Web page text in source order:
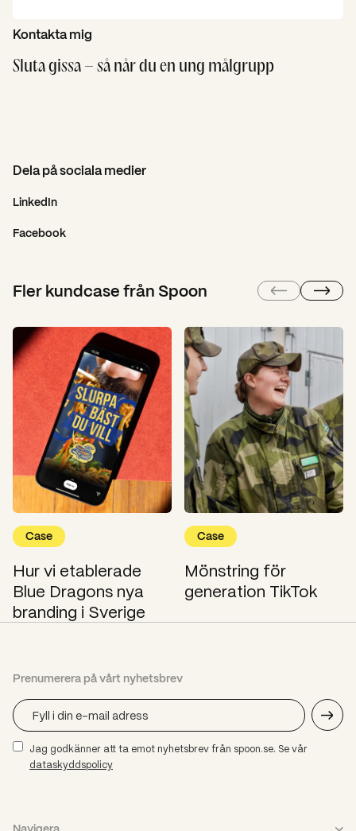
Kontakta mig
Sluta gissa – så når du en ung målgrupp
Dela på sociala medier
LinkedIn
Facebook
Fler kundcase från Spoon
Case
Hur vi etablerade
Blue Dragons nya
branding i Sverige
Case
Mönstring för
generation TikTok
Prenumerera på vårt nyhetsbrev
Jag godkänner att ta emot nyhetsbrev från spoon.se. Se vår
dataskyddspolicy